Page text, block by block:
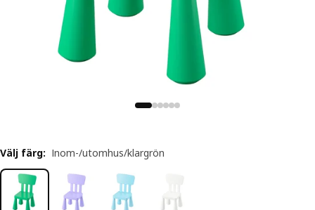
Välj färg: Inom-/utomhus/klargrön